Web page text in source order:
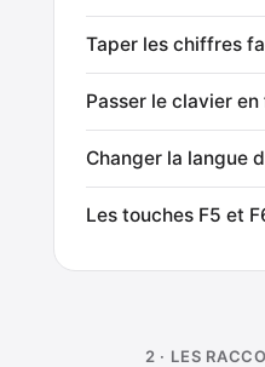
Taper les chiffres
Passer le clavier
Changer la langue
Les touches F5 et
2 · LES